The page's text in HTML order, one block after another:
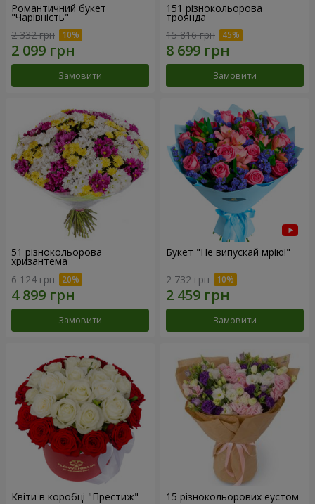
Романтичний букет
"Чарівність"
2 332 грн
Замовити
151 різнокольорова
троянда
15 816 грн
Замовити
51 різнокольорова
хризантема
6 124 грн
Замовити
Букет "Не випускай мрію!"
2 732 грн
Замовити
Квіти в коробці "Престиж" 15 різнокольорових еустом